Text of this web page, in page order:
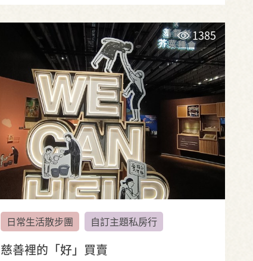
1385
日常生活散步團 自訂主題私房行
慈善裡的「好」買賣